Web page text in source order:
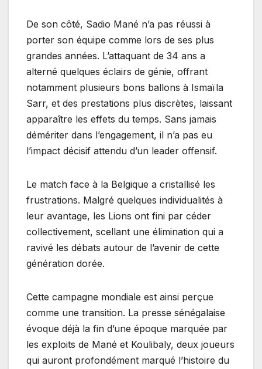
​De son côté, Sadio Mané n’a pas réussi à
porter son équipe comme lors de ses plus
grandes années. L’attaquant de 34 ans a
alterné quelques éclairs de génie, offrant
notamment plusieurs bons ballons à Ismaïla
Sarr, et des prestations plus discrètes, laissant
apparaître les effets du temps. Sans jamais
démériter dans l’engagement, il n’a pas eu
l’impact décisif attendu d’un leader offensif.
​Le match face à la Belgique a cristallisé les
frustrations. Malgré quelques individualités à
leur avantage, les Lions ont fini par céder
collectivement, scellant une élimination qui a
ravivé les débats autour de l’avenir de cette
génération dorée.
​Cette campagne mondiale est ainsi perçue
comme une transition. La presse sénégalaise
évoque déjà la fin d’une époque marquée par
les exploits de Mané et Koulibaly, deux joueurs
qui auront profondément marqué l’histoire du